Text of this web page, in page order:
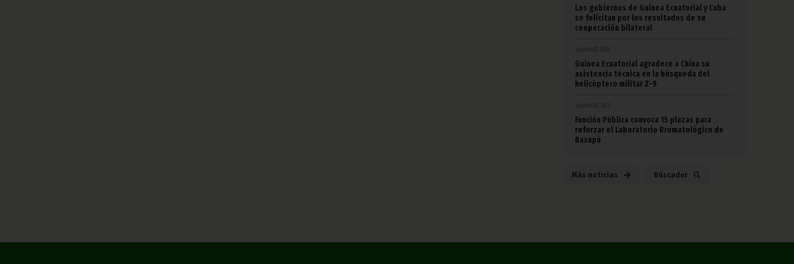
Los gobiernos de Guinea Ecuatorial y Cuba
se felicitan por los resultados de su
cooperación bilateral
agosto 07, 2026
Guinea Ecuatorial agradece a China su
asistencia técnica en la búsqueda del
helicóptero militar Z-9
agosto 06, 2026
Función Pública convoca 15 plazas para
reforzar el Laboratorio Bromatológico de
Basupú
Más noticias Búscador